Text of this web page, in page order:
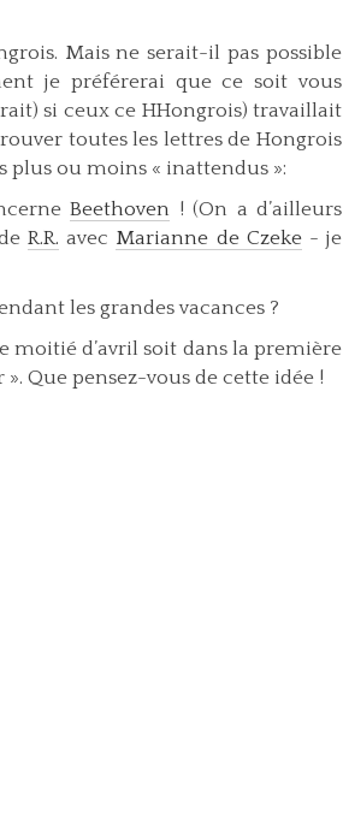
Mais ne serait-il pas possible
je préférerai que ce soit vous
si ceux ce HHongrois) travaillait
toutes les lettres de Hongrois
plus ou moins « inattendus »:
Beethoven ! (On a d’ail­leurs
R.R. avec Marianne de Czeke- je
les grandes vacances ?
moitié d’avril soit dans la première
Que pensez-vous de cette idée !